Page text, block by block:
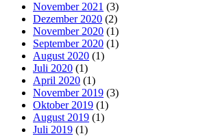
November 2021 (3)
Dezember 2020 (2)
November 2020 (1)
September 2020 (1)
August 2020 (1)
Juli 2020 (1)
April 2020 (1)
November 2019 (3)
Oktober 2019 (1)
August 2019 (1)
Juli 2019 (1)